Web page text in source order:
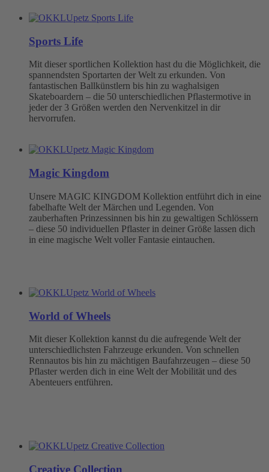
Sports Life
Mit dieser sportlichen Kollektion hast du die Möglichkeit, die
spannendsten Sportarten der Welt zu erkunden. Von
fantastischen Ballkünstlern bis hin zu waghalsigen
Skateboardern – die 50 unterschiedlichen Pflastermotive in
jeder der 3 Größen werden den Nervenkitzel in dir
hervorrufen.
Magic Kingdom
Unsere MAGIC KINGDOM Kollektion entführt dich in eine
fabelhafte Welt der Märchen und Legenden. Von
zauberhaften Prinzessinnen bis hin zu gewaltigen Schlössern
– diese 50 individuellen Pflaster in deiner Größe lassen dich
in eine magische Welt voller Fantasie eintauchen.
World of Wheels
Mit dieser Kollektion kannst du die aufregende Welt der
unterschiedlichsten Fahrzeuge erkunden. Von schnellen
Rennautos bis hin zu mächtigen Baufahrzeugen – diese 50
Pflaster werden dich in eine Welt der Mobilität und des
Abenteuers entführen.
Creative Collection